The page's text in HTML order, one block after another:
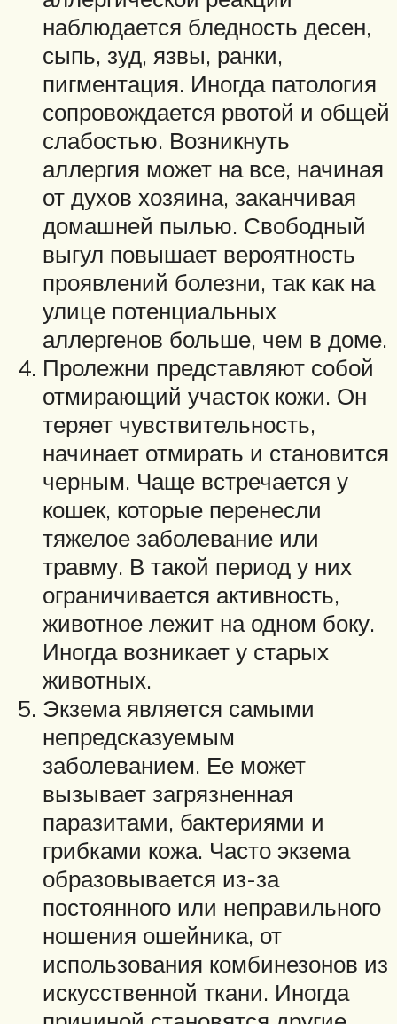
наблюдается бледность десен,
сыпь, зуд, язвы, ранки,
пигментация. Иногда патология
сопровождается рвотой и общей
слабостью. Возникнуть
аллергия может на все, начиная
от духов хозяина, заканчивая
домашней пылью. Свободный
выгул повышает вероятность
проявлений болезни, так как на
улице потенциальных
аллергенов больше, чем в доме.
Пролежни представляют собой
отмирающий участок кожи. Он
теряет чувствительность,
начинает отмирать и становится
черным. Чаще встречается у
кошек, которые перенесли
тяжелое заболевание или
травму. В такой период у них
ограничивается активность,
животное лежит на одном боку.
Иногда возникает у старых
животных.
Экзема является самыми
непредсказуемым
заболеванием. Ее может
вызывает загрязненная
паразитами, бактериями и
грибками кожа. Часто экзема
образовывается из-за
постоянного или неправильного
ношения ошейника, от
использования комбинезонов из
искусственной ткани. Иногда